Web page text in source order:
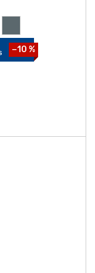
−10 %